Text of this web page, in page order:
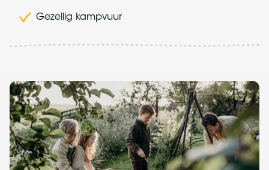
Gezellig kampvuur